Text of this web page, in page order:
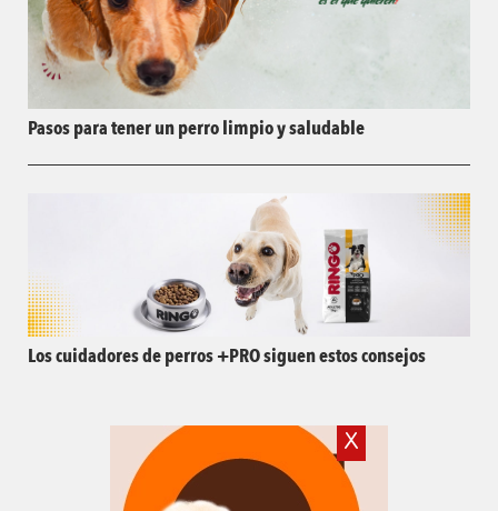
Pasos para tener un perro limpio y saludable
Los cuidadores de perros +PRO siguen estos consejos
X